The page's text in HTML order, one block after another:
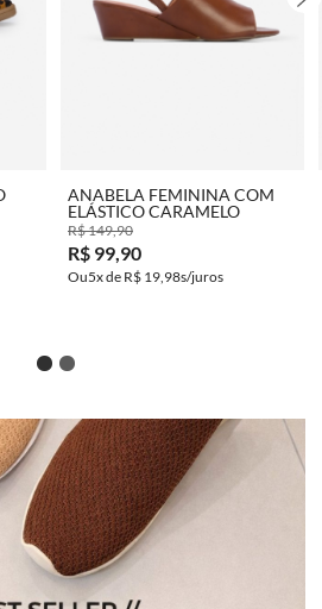
ANABELA FEMININA COM
ELÁSTICO CARAMELO
R$ 149,90
R$ 99,90
5x de R$ 19,98